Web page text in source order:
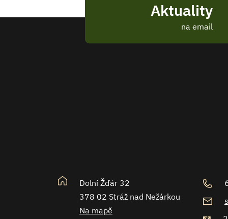
Aktuality
na email
Dolní Žďár 32
378 02 Stráž nad Nežárkou
Na mapě